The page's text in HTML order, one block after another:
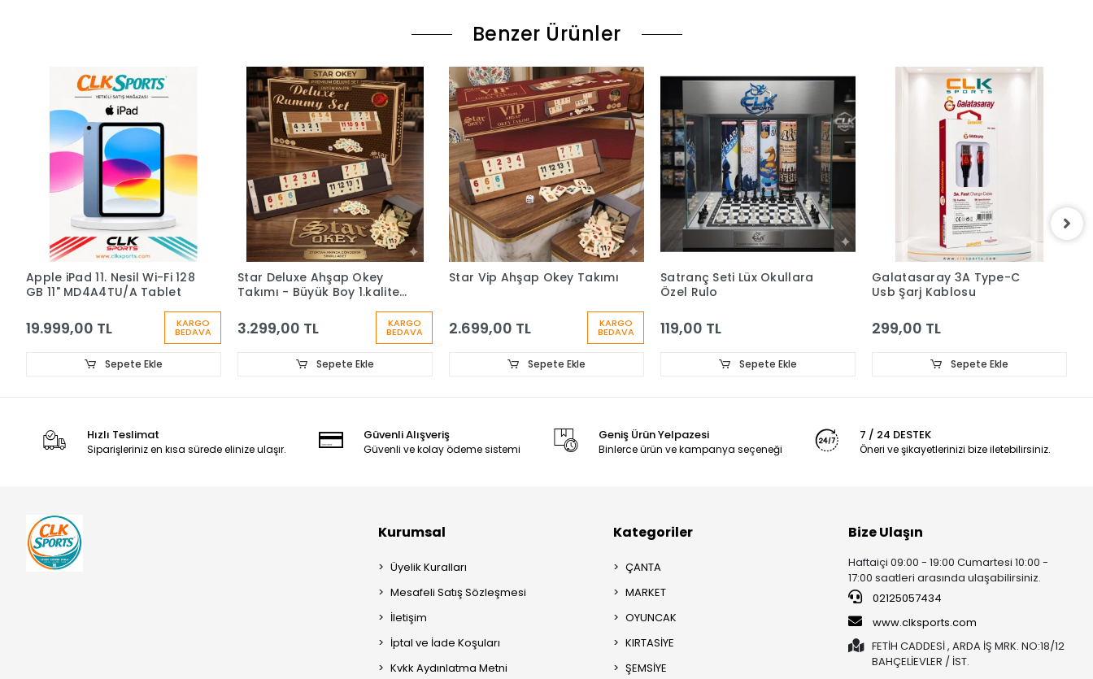
Benzer Ürünler
Apple iPad 11. Nesil Wi-Fi 128
GB 11" MD4A4TU/A Tablet
19.999,00 TL KARGO
BEDAVA
Sepete Ekle
Star Deluxe Ahşap Okey
Takımı - Büyük Boy 1.kalite
3.299,00 TL KARGO
BEDAVA
Sepete Ekle
Star Vip Ahşap Okey Takımı
2.699,00 TL KARGO
BEDAVA
Sepete Ekle
Satranç Seti Lüx Okullara
Özel Rulo
119,00 TL
Sepete Ekle
Galatasaray 3A Type-C
Usb Şarj Kablosu
299,00 TL
Sepete Ekle
Hızlı Teslimat
Siparişleriniz en kısa sürede elinize ulaşır.
Güvenli Alışveriş
Güvenli ve kolay ödeme sistemi
Geniş Ürün Yelpazesi
Binlerce ürün ve kampanya seçeneği
7 / 24 DESTEK
Öneri ve şikayetlerinizi bize iletebilirsiniz.
Kurumsal
Üyelik Kuralları
Mesafeli Satış Sözleşmesi
İletişim
İptal ve İade Koşuları
Kvkk Aydınlatma Metni
Kategoriler
ÇANTA
MARKET
OYUNCAK
KIRTASİYE
ŞEMSİYE
Bize Ulaşın
Haftaiçi 09:00 - 19:00 Cumartesi 10:00 -
17:00 saatleri arasında ulaşabilirsiniz.
02125057434
www.clksports.com
FETİH CADDESİ , ARDA İŞ MRK. NO:18/12
BAHÇELİEVLER / İST.